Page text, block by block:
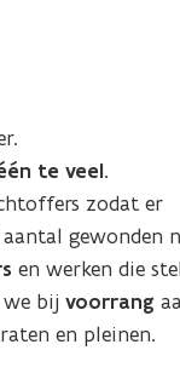
te veel.
zodat er
gewonden
en werken die
we bijvoorrang
en pleinen.